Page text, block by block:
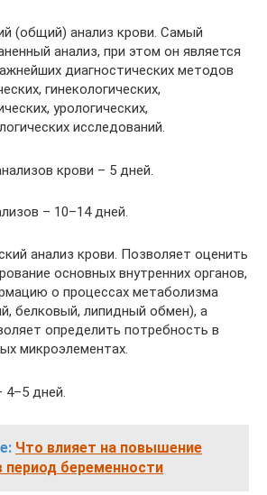
(общий) анализ крови. Самый
анализ, при этом он является
диагностических методов
гинекологических,
урологических,
исследований.
крови – 5 дней.
– 10–14 дней.
анализ крови. Позволяет оценить
основных внутренних органов,
о процессах метаболизма
белковый, липидный обмен), а
определить потребность в
микроэлементах.
4–5 дней.
Что влияет на повышение
период беременности